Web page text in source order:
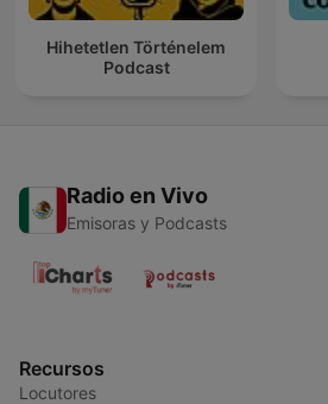
Hihetetlen Történelem
Podcast
Radio en Vivo
Emisoras y Podcasts
Recursos
Locutores